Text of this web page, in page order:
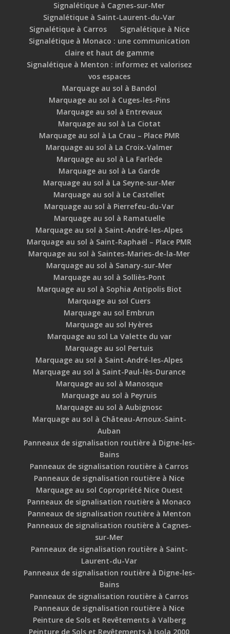
Signalétique à Cagnes-sur-Mer
Signalétique à Saint-Laurent-du-Var
Signalétique à Carros
Signalétique à Nice
Signalétique à Monaco : une communication
claire et haut de gamme
Signalétique à Menton : informez et valorisez
vos espaces
Marquage au sol à Bandol
Marquage au sol à Cuges-les-Pins
Marquage au sol à Entrevaux
Marquage au sol à La Ciotat
Marquage au sol à La Crau – Place PMR
Marquage au sol à La Croix-Valmer
Marquage au sol à La Farlède
Marquage au sol à La Garde
Marquage au sol à La Seyne-sur-Mer
Marquage au sol à Le Castellet
Marquage au sol à Pierrefeu-du-Var
Marquage au sol à Ramatuelle
Marquage au sol à Saint-André-les-Alpes
Marquage au sol à Saint-Raphaël – Place PMR
Marquage au sol à Saintes-Maries-de-la-Mer
Marquage au sol à Sanary-sur-Mer
Marquage au sol à Solliès-Pont
Marquage au sol à Sophia Antipolis Biot
Marquage au sol Cuers
Marquage au sol Embrun
Marquage au sol Hyères
Marquage au sol La Valette du var
Marquage au sol Pertuis
Marquage au sol à Saint-André-les-Alpes
Marquage au sol à Saint-Paul-lès-Durance
Marquage au sol à Manosque
Marquage au sol à Peyruis
Marquage au sol à Aubignosc
Marquage au sol à Château-Arnoux-Saint-
Auban
Panneaux de signalisation routière à Digne-les-
Bains
Panneaux de signalisation routière à Carros
Panneaux de signalisation routière à Nice
Marquage au sol Copropriété Nice Ouest
Panneaux de signalisation routière à Monaco
Panneaux de signalisation routière à Menton
Panneaux de signalisation routière à Cagnes-
sur-Mer
Panneaux de signalisation routière à Saint-
Laurent-du-Var
Panneaux de signalisation routière à Digne-les-
Bains
Panneaux de signalisation routière à Carros
Panneaux de signalisation routière à Nice
Peinture de Sols et Revêtements à Valberg
Peinture de Sols et Revêtements à Isola 2000